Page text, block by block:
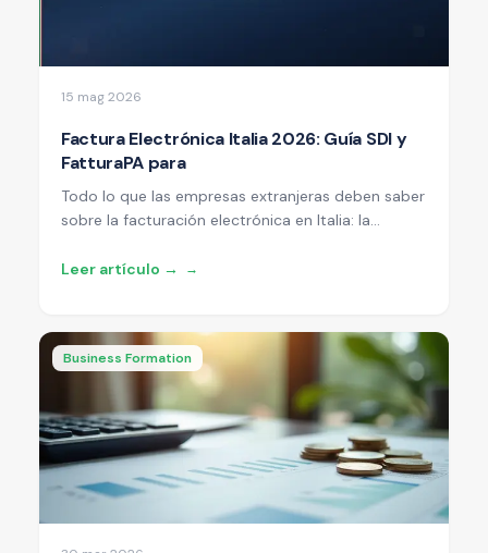
15 mag 2026
Factura Electrónica Italia 2026: Guía SDI y
FatturaPA para
Todo lo que las empresas extranjeras deben saber
sobre la facturación electrónica en Italia: la
sanciones y cómo recibir y emitir facturas
Leer artículo → →
Business Formation